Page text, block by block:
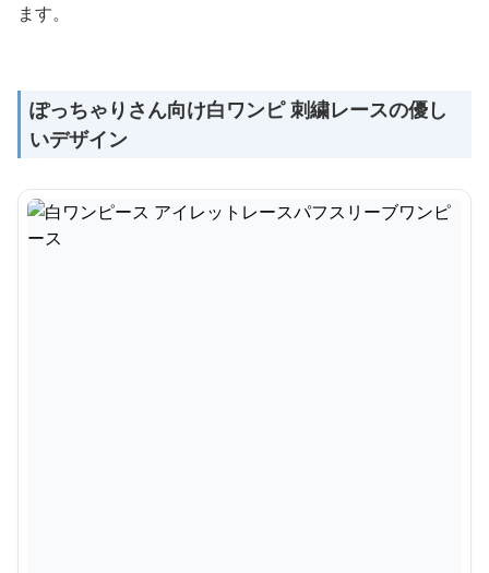
ます。
ぽっちゃりさん向け白ワンピ 刺繍レースの優し
いデザイン